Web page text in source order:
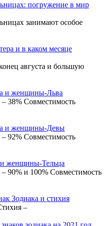
погружение в мир
занимают особое
и в каком месяце
августа и большую
и женщины-Льва
38% Совместимость
и женщины-Девы
92% Совместимость
женщины-Тельца
90% и 100% Совместимость
Зодиака и стихия
–